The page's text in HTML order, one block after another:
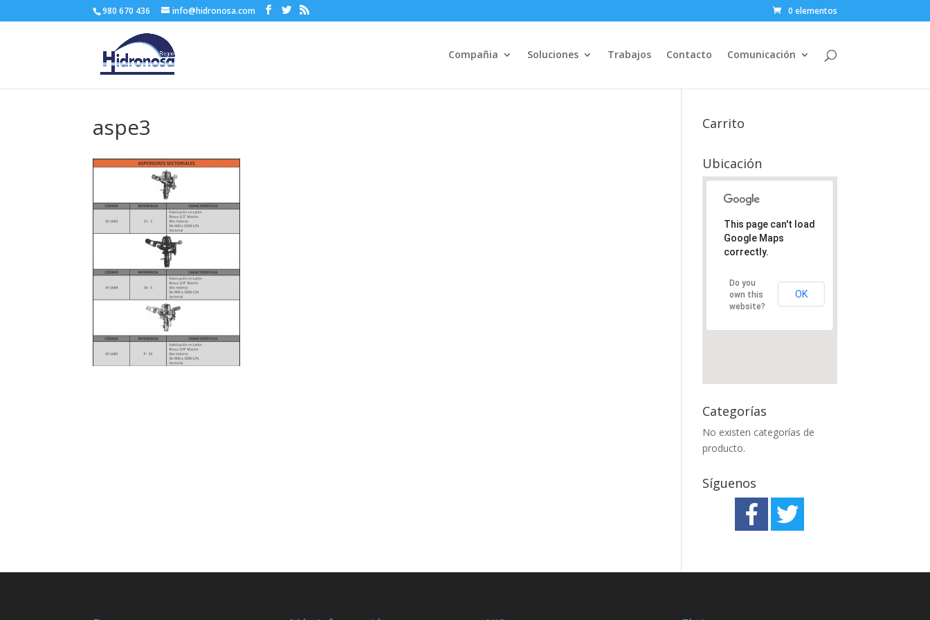
980 670 436 info@hidronosa.com 0 elementos
Compañia Soluciones Trabajos Contacto Comunicación
aspe3 Carrito
Ubicación
This page can't load
Google Maps
correctly.
Do you
own this
website?
OK
Categorías
No existen categorías de
producto.
Síguenos